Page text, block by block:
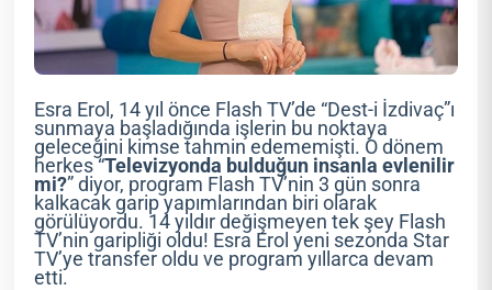
Esra Erol, 14 yıl önce Flash TV’de “Dest-i İzdivaç”ı
sunmaya başladığında işlerin bu noktaya
geleceğini kimse tahmin edememişti. O dönem
herkes “Televizyonda bulduğun insanla evlenilir
mi?” diyor, program Flash TV’nin 3 gün sonra
kalkacak garip yapımlarından biri olarak
görülüyordu. 14 yıldır değişmeyen tek şey Flash
TV’nin garipliği oldu! Esra Erol yeni sezonda Star
TV’ye transfer oldu ve program yıllarca devam
etti.